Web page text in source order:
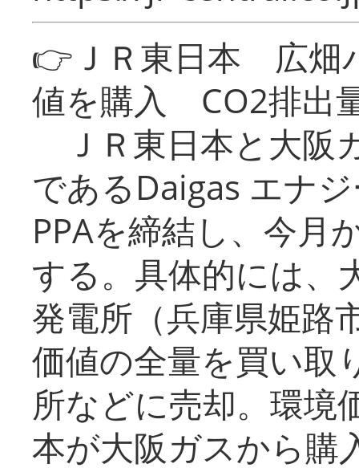
👉ＪＲ東日本 広畑
値を購入 CO2排出
ＪＲ東日本と大阪
であるDaigas エナ
PPAを締結し、今月
する。具体的には、
発電所（兵庫県姫路
価値の全量を買い取
所などに売却。環境
本が大阪ガスから購